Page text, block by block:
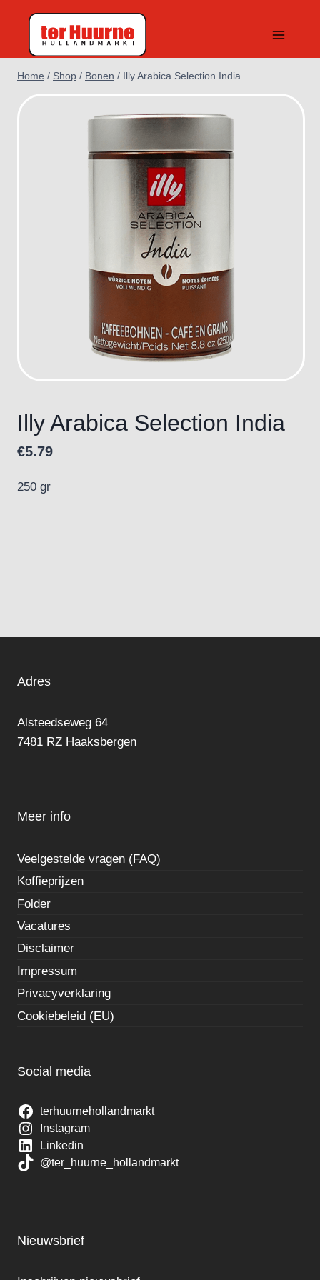
inhoud
Home / Shop / Bonen / Illy Arabica Selection India
Illy Arabica Selection India
€5.79
250 gr
Adres
Alsteedseweg 64
7481 RZ Haaksbergen
Meer info
Veelgestelde vragen (FAQ)
Koffieprijzen
Folder
Vacatures
Disclaimer
Impressum
Privacyverklaring
Cookiebeleid (EU)
Social media
terhuurnehollandmarkt
Instagram
Linkedin
@ter_huurne_hollandmarkt
Nieuwsbrief